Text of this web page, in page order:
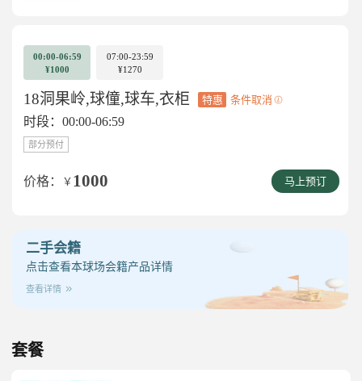
00:00-06:59
¥1000
07:00-23:59
¥1270
18洞果岭,球僮,球车,衣柜 特惠 条件取消
时段：00:00-06:59
部分预付
价格： ￥ 1000 马上预订
二手会籍
点击查看本球场会籍产品详情
查看详情
套餐